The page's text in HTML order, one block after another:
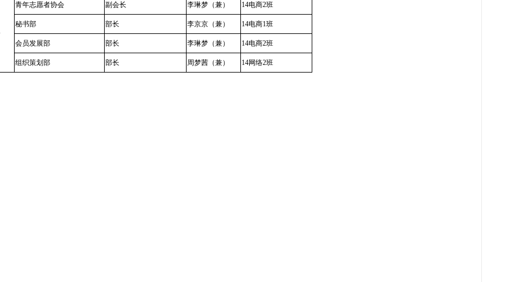
青年志愿者协会 副会长 李琳梦（兼） 14电商2班
秘书部 部长 李京京（兼） 14电商1班
会员发展部 部长 李琳梦（兼） 14电商2班
组织策划部 部长 周梦茜（兼） 14网络2班